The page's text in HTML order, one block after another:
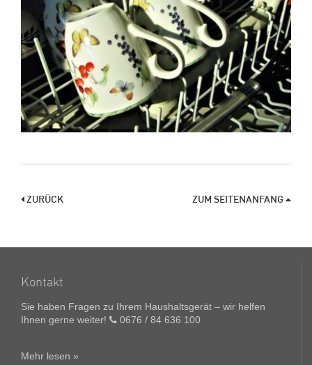
ZURÜCK ZUM SEITENANFANG
Kontakt
Sie haben Fragen zu Ihrem Haushaltsgerät – wir helfen
Ihnen gerne weiter!
0676 / 84 636 100
Mehr lesen »